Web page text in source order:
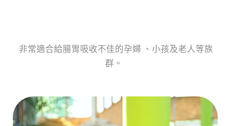
非常適合給腸胃吸收不佳的孕婦 、小孩及老人等族
群。